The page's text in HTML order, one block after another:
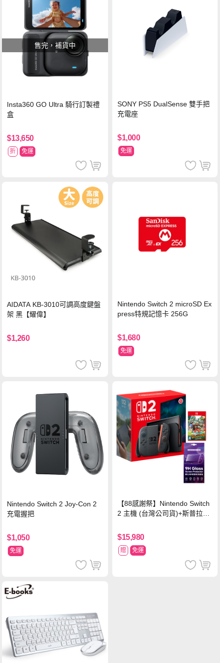
售完，補貨中
Insta360 GO Ultra 騎行訂製禮
盒
$13,650
折 免運
SONY PS5 DualSense 雙手把
充電座
$1,000
免運
AIDATA KB-3010可調高度鍵盤
架 黑【耀偉】
$1,260
Nintendo Switch 2 microSD Ex
press特規記憶卡 256G
$1,680
免運
Nintendo Switch 2 Joy-Con 2
充電握把
$1,050
免運
【88感謝祭】Nintendo Switch
2 主機 (台灣公司貨)+斯普拉遁
$15,980
贈 免運